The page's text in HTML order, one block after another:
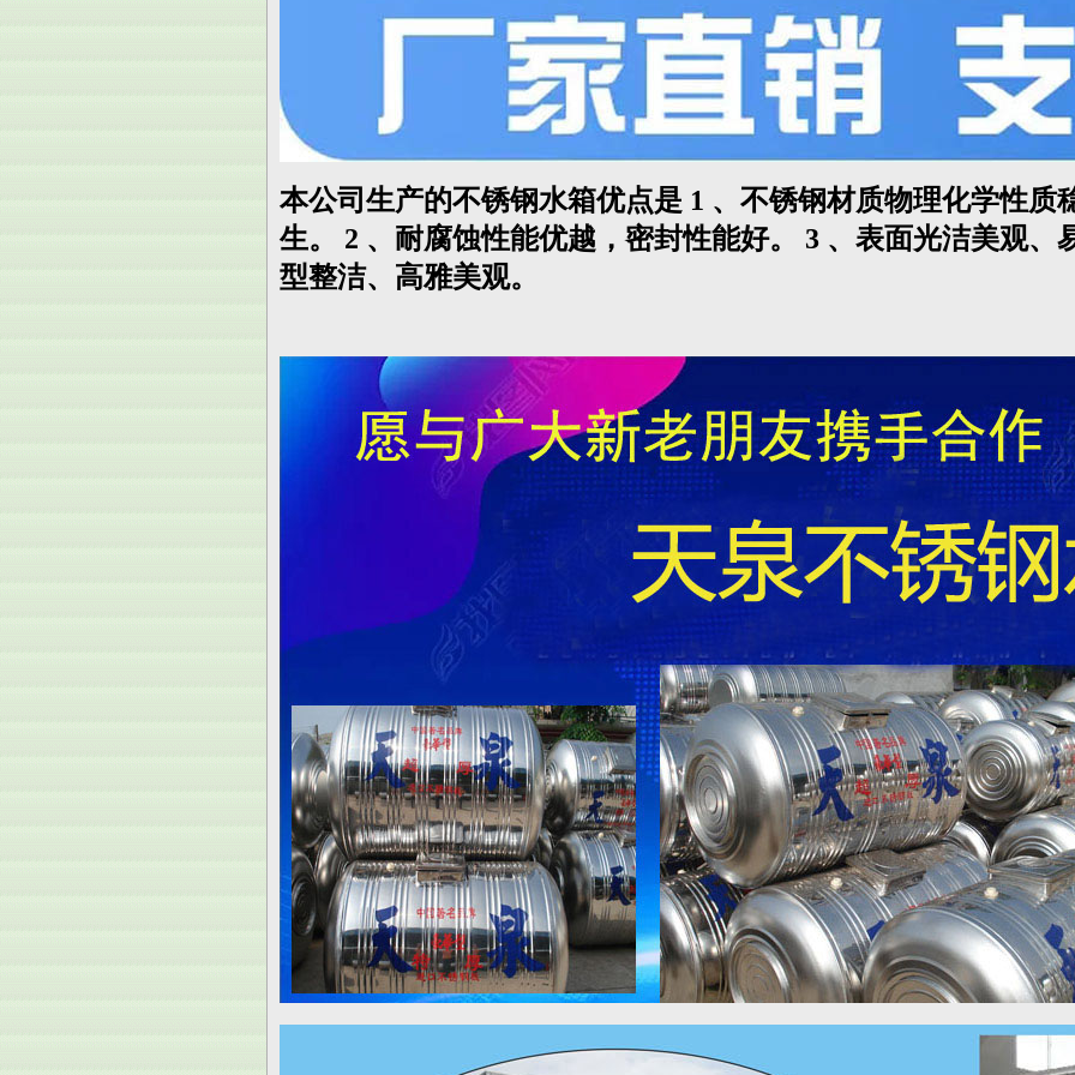
本公司生产的不锈钢水箱优点是 1 、不锈钢材质物理化学性
生。 2 、耐腐蚀性能优越，密封性能好。 3 、表面光洁美观、
型整洁、高雅美观。